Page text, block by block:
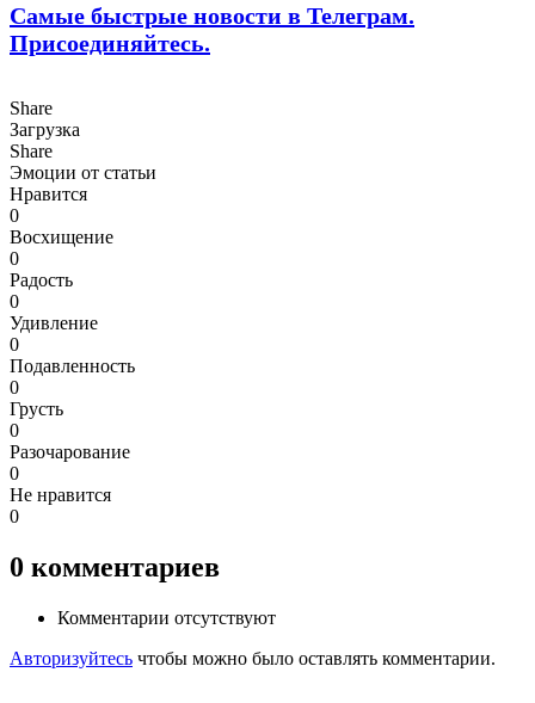
Самые быстрые новости в Телеграм.
Присоединяйтесь.
Share
Загрузка
Share
Эмоции от статьи
Нравится
0
Восхищение
0
Радость
0
Удивление
0
Подавленность
0
Грусть
0
Разочарование
0
Не нравится
0
0 комментариев
Комментарии отсутствуют
Авторизуйтесь чтобы можно было оставлять комментарии.